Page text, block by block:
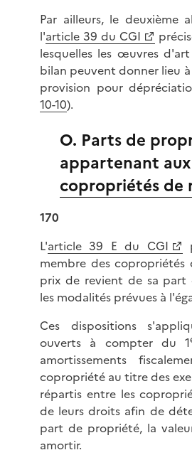
Par ailleurs, le deuxième
l'article 39 du CGI
lesquelles les œuvres
bilan peuvent donner lieu
provision pour
10-10).
O. Parts de
appartenant
copropriétés de
170
L'article 39 E du CGI
membre des
prix de revient de sa
les modalités prévues à
Ces dispositions
ouverts à compter du 1
amortissements
copropriété au titre des
répartis entre les
de leurs droits afin de
part de propriété, la
amortir.